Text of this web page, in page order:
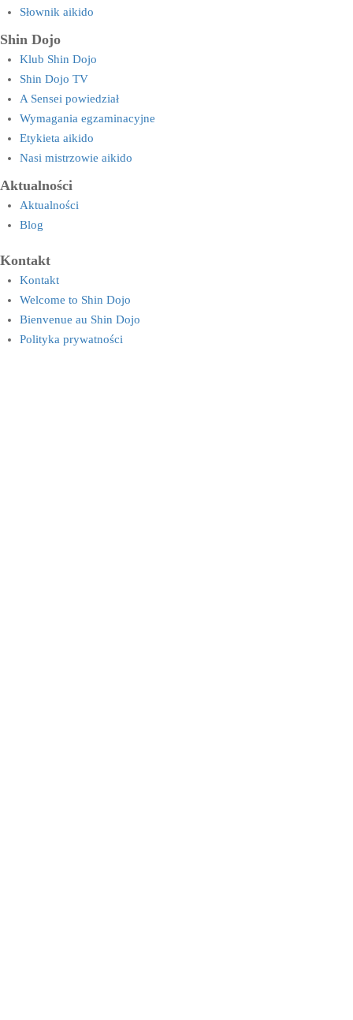
Słownik aikido
Shin Dojo
Klub Shin Dojo
Shin Dojo TV
A Sensei powiedział
Wymagania egzaminacyjne
Etykieta aikido
Nasi mistrzowie aikido
Aktualności
Aktualności
Blog
Kontakt
Kontakt
Welcome to Shin Dojo
Bienvenue au Shin Dojo
Polityka prywatności